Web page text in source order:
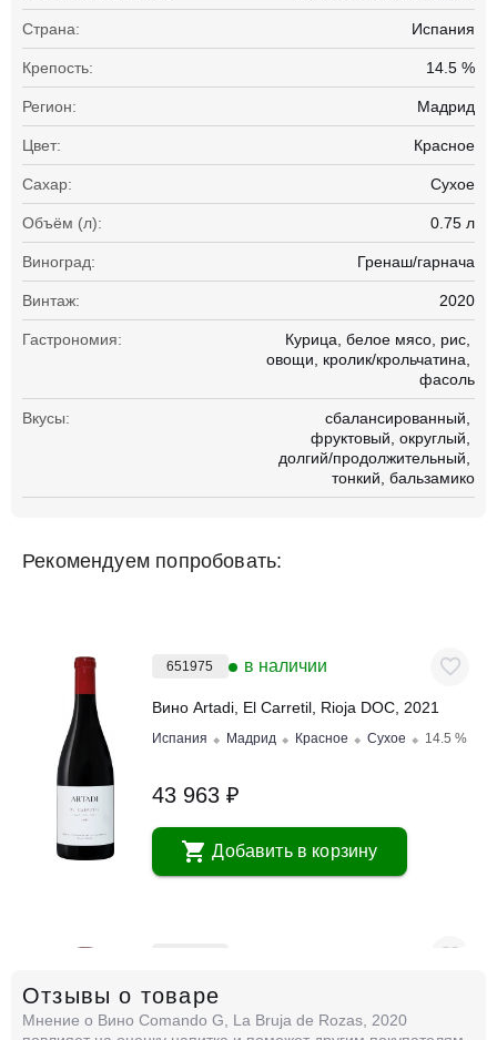
Страна: Испания
Крепость: 14.5 %
Регион: Мадрид
Цвет: Красное
Сахар: Сухое
Объём (л): 0.75 л
Виноград: Гренаш/гарнача
Винтаж: 2020
Гастрономия: Курица белое мясо рис
овощи
кролик/крольчатина
фасоль
Вкусы:
сбалансированный
фруктовый округлый
долгий/продолжительный
тонкий бальзамико
Рекомендуем попробовать:
651975 в наличии
Вино Artadi, El Carretil, Rioja DOC, 2021
Испания Мадрид Красное Сухое 14.5 %
43 963 ₽
Добавить в корзину
Вино Artadi, La Poza de Ballesteros, Rioja
DOC, 2021
Отзывы о товаре
Мнение о Вино Comando G, La Bruja de Rozas, 2020